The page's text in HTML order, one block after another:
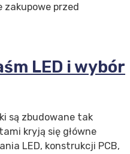
przed
LED i wybór
są zbudowane tak
kryją się główne
LED, konstrukcji PCB,